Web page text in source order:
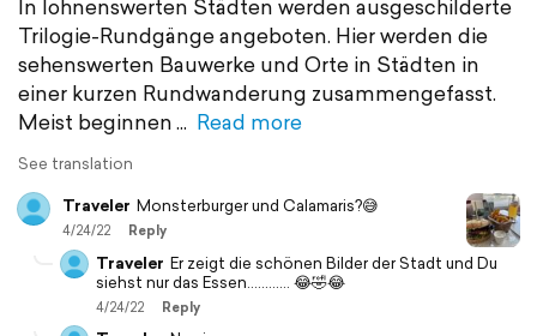
In lohnenswerten Städten werden ausgeschilderte
Trilogie-Rundgänge angeboten. Hier werden die
sehenswerten Bauwerke und Orte in Städten in
einer kurzen Rundwanderung zusammengefasst.
Meist beginnen
Read more
See translation
Traveler Monsterburger und Calamaris?😅
4/24/22 Reply
Traveler Er zeigt die schönen Bilder der Stadt und Du
siehst nur das Essen............ 😂🤣😂
4/24/22 Reply